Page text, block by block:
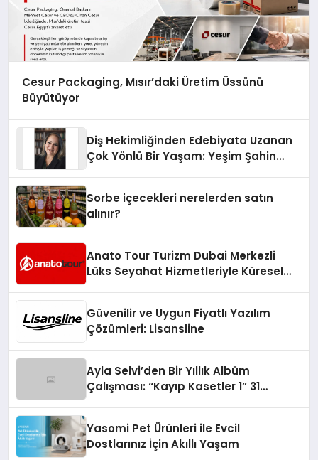
Cesur Packaging, Mısır’daki Üretim Üssünü
Büyütüyor
Diş Hekimliğinden Edebiyata Uzanan
Çok Yönlü Bir Yaşam: Yeşim Şahin
Sorbe içecekleri nerelerden satın
alınır?
Anato Tour Turizm Dubai Merkezli
Lüks Seyahat Hizmetleriyle Küresel
Güvenilir ve Uygun Fiyatlı Yazılım
Çözümleri: Lisansline
Ayla Selvi’den Bir Yıllık Albüm
Çalışması: “Kayıp Kasetler 1” 31
Yasomi Pet Ürünleri ile Evcil
Dostlarınız İçin Akıllı Yaşam